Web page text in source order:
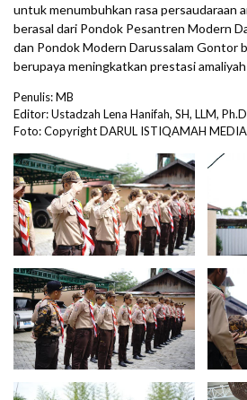
untuk menumbuhkan rasa persaudaraan
berasal dari Pondok Pesantren Modern
dan Pondok Modern Darussalam Gontor
berupaya meningkatkan prestasi
Penulis: MB
Editor: Ustadzah Lena Hanifah, SH, LLM, Ph.D
Foto: Copyright DARUL ISTIQAMAH MEDIA